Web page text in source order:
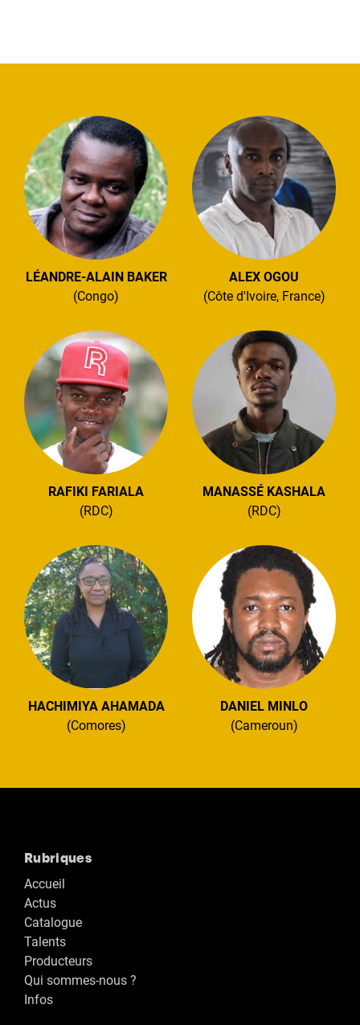
LÉANDRE-ALAIN BAKER
(Congo)
ALEX OGOU
(Côte d'Ivoire, France)
RAFIKI FARIALA
(RDC)
MANASSÉ KASHALA
(RDC)
HACHIMIYA AHAMADA
(Comores)
DANIEL MINLO
(Cameroun)
Rubriques
Accueil
Actus
Catalogue
Talents
Producteurs
Qui sommes-nous ?
Infos